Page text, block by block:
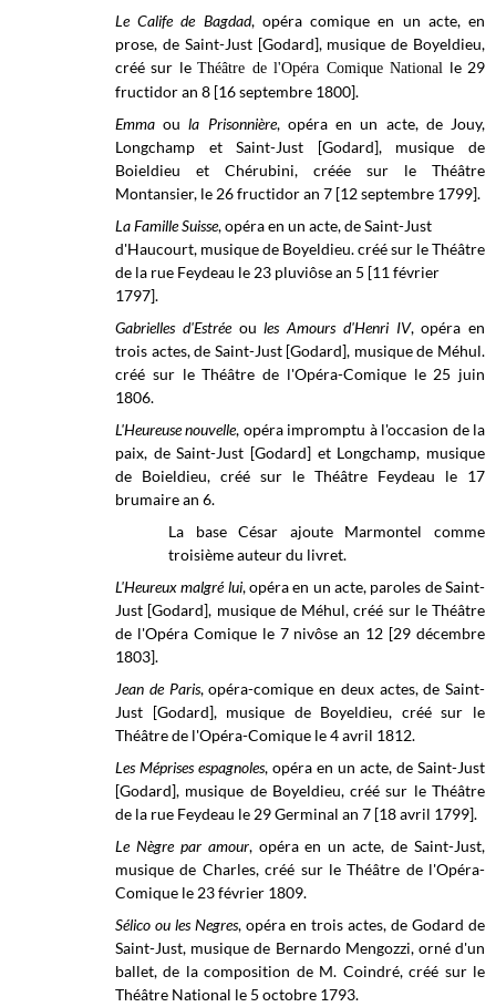
Le Calife de Bagdad, opéra comique en un acte, en
prose, de Saint-Just [Godard], musique de Boyeldieu,
créé sur leThéâtre de l'Opéra Comique National le 29
fructidor an 8 [16 septembre 1800].
Emmaou la Prisonnière, opéraen un acte, de Jouy,
Longchamp et Saint-Just [Godard], musique de
Boieldieu et Chérubini, créée sur le Théâtre
Montansier, le 26 fructidor an 7 [12 septembre 1799].
La Famille Suisse, opéra en un acte, de Saint-Just
d'Haucourt, musique de Boyeldieu. créé sur le Théâtre
de la rue Feydeau le 23 pluviôse an 5 [11 février
1797].
Gabrielles d'Estrée ou les Amours d'Henri IV, opéra en
trois actes, de Saint-Just [Godard], musique de Méhul.
créé sur le Théâtre de l'Opéra-Comique le 25 juin
1806.
L'Heureuse nouvelle, opéra impromptu à l'occasion de la
paix, de Saint-Just [Godard] et Longchamp, musique
de Boieldieu, créé sur le Théâtre Feydeau le 17
brumaire an 6.
La base César ajoute Marmontel comme
troisième auteur du livret.
L'Heureux malgré lui, opéra en un acte, paroles de Saint-
Just [Godard], musique de Méhul, créé sur le Théâtre
de l'Opéra Comique le 7 nivôse an 12 [29 décembre
1803].
Jean de Paris, opéra-comique en deux actes, de Saint-
Just [Godard], musique de Boyeldieu, créé sur le
Théâtre de l'Opéra-Comique le 4 avril 1812.
Les Méprises espagnoles, opéra en un acte, de Saint-Just
[Godard], musique de Boyeldieu, créé sur le Théâtre
de la rue Feydeau le 29 Germinal an 7 [18 avril 1799].
Le Nègre par amour, opéra en un acte, de Saint-Just,
musique de Charles, créé sur leThéâtre de l'Opéra-
Comique le 23 février 1809.
Sélico ou les Negres, opéra en trois actes, de Godard de
Saint-Just, musique de Bernardo Mengozzi, orné d'un
ballet, de la composition de M. Coindré, créé sur le
Théâtre National le 5 octobre 1793.